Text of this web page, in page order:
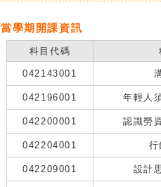
當學期開課資訊
科目代碼
042143001
042196001 年輕人
042200001 認識勞
042204001 行
042209001 設計